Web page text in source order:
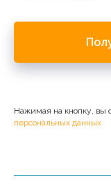
Нажимая на кнопку, вы
персональных данных